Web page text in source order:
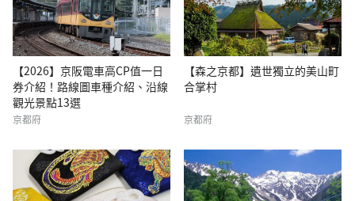
【2026】京阪電車高CP值一日
券介紹！路線圖車種介紹、沿線
觀光景點13選
京都府
【森之京都】遺世獨立的美山町
合掌村
京都府